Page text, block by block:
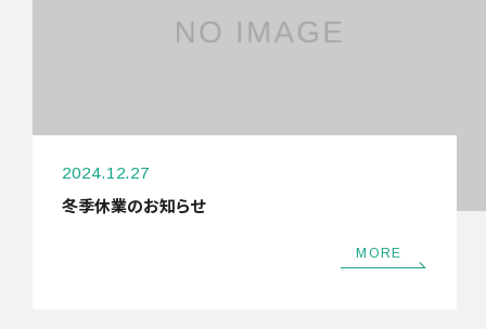
2024.12.27
冬季休業のお知らせ
MORE